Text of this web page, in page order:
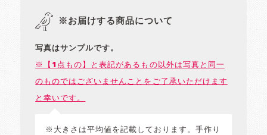
※お届けする商品について
写真はサンプルです。
※【1点もの】と表記があるもの以外は写真と同一
のものではございませんことをご了承いただけます
と幸いです。
※大きさは平均値を記載しております。手作り